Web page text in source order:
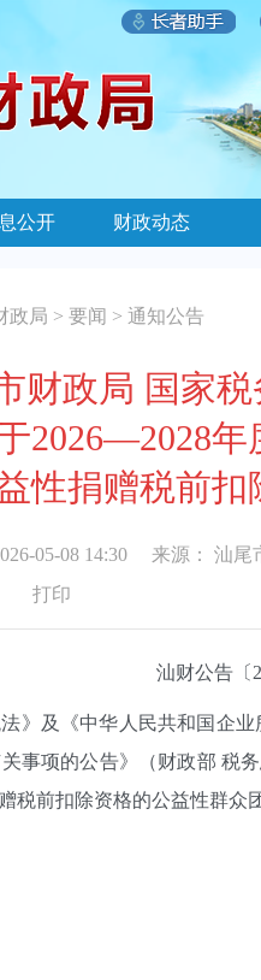
公开 财政动态
政局 > 要闻 > 通知公告
财政局 国家
2026—2028
性捐赠税前
05-08 14:30来源： 汕尾
打印
汕财公告〔
及《中华人民共和国企业
事项的公告》（财政部 税
税前扣除资格的公益性群众